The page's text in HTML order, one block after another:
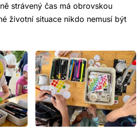
strávený čas má obrovskou
životní situace nikdo nemusí být